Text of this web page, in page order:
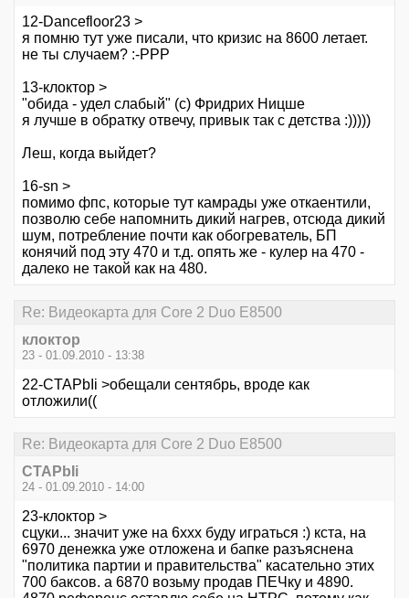
12-Dancefloor23 >
я помню тут уже писали, что кризис на 8600 летает.
не ты случаем? :-РРР
13-клоктор >
"обида - удел слабый" (с) Фридрих Ницше
я лучше в обратку отвечу, привык так с детства :)))))
Леш, когда выйдет?
16-sn >
помимо фпс, которые тут камрады уже откаентили,
позволю себе напомнить дикий нагрев, отсюда дикий
шум, потребление почти как обогреватель, БП
конячий под эту 470 и т.д. опять же - кулер на 470 -
далеко не такой как на 480.
Re: Видеокарта для Core 2 Duo E8500
клоктор
23 - 01.09.2010 - 13:38
22-CTAPbIi >обещали сентябрь, вроде как
отложили((
Re: Видеокарта для Core 2 Duo E8500
CTAPbIi
24 - 01.09.2010 - 14:00
23-клоктор >
сцуки... значит уже на 6ххх буду играться :) кста, на
6970 денежка уже отложена и бапке разъяснена
"политика партии и правительства" касательно этих
700 баксов. а 6870 возьму продав ПЕЧку и 4890.